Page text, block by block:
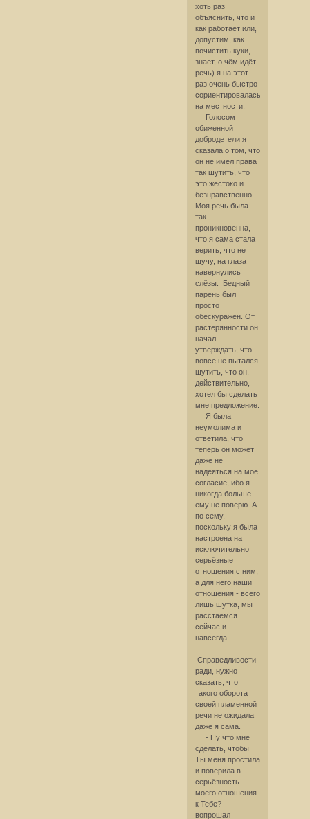
хоть раз
объяснить, что и
как работает или,
допустим, как
почистить куки,
знает, о чём идёт
речь) я на этот
раз очень быстро
сориентировалась
на местности.
Голосом
обиженной
добродетели я
сказала о том, что
он не имел права
так шутить, что
это жестоко и
безнравственно.
Моя речь была
так
проникновенна,
что я сама стала
верить, что не
шучу, на глаза
навернулись
слёзы. Бедный
парень был
просто
обескуражен. От
растерянности он
начал
утверждать, что
вовсе не пытался
шутить, что он,
действительно,
хотел бы сделать
мне предложение.
Я была
неумолима и
ответила, что
теперь он может
даже не
надеяться на моё
согласие, ибо я
никогда больше
ему не поверю. А
по сему,
поскольку я была
настроена на
исключительно
серьёзные
отношения с ним,
а для него наши
отношения - всего
лишь шутка, мы
расстаёмся
сейчас и
навсегда.
Справедливости
ради, нужно
сказать, что
такого оборота
своей пламенной
речи не ожидала
даже я сама.
- Ну что мне
сделать, чтобы
Ты меня простила
и поверила в
серьёзность
моего отношения
к Тебе? -
вопрошал